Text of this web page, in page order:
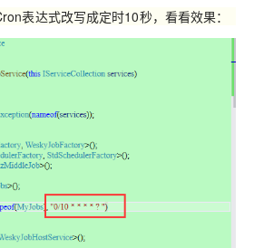
表达式改写成定时10秒，看看效果：